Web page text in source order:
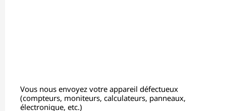
Vous nous envoyez votre appareil défectueux
(compteurs, moniteurs, calculateurs, panneaux,
électronique, etc.)